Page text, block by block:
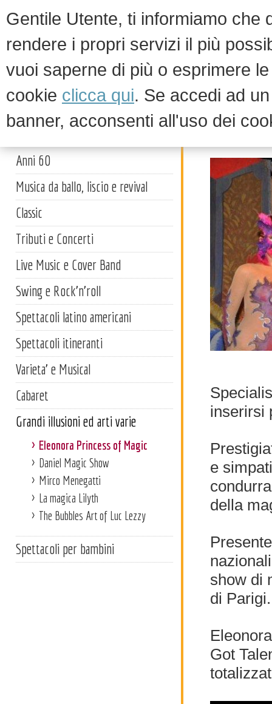
Gentile Utente, ti informiamo che
rendere i propri servizi il più
vuoi saperne di più o esprimere
cookie clicca qui. Se accedi ad
banner, acconsenti all'uso dei
Artisti
Anni 60
Musica da ballo, liscio e revival
Classic
Tributi e Concerti
Live Music e Cover Band
Swing e Rock'n'roll
Spettacoli latino americani
Spettacoli itineranti
Varieta' e Musical
Cabaret
Grandi illusioni ed arti varie
Eleonora Princess of Magic
Daniel Magic Show
Mirco Menegatti
La magica Lilyth
The Bubbles Art of Luc Lezzy
Spettacoli per bambini
inserirsi
e
della
show di
di Parigi.
Got